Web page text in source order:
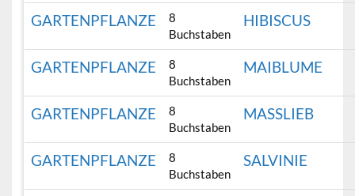
GARTENPFLANZE
8
Buchstaben
HIBISCUS
GARTENPFLANZE
8
Buchstaben
MAIBLUME
GARTENPFLANZE
8
Buchstaben
MASSLIEB
GARTENPFLANZE
8
Buchstaben
SALVINIE